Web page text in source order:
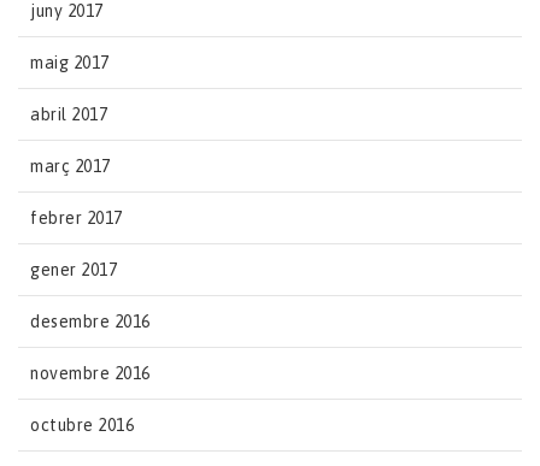
juny 2017
maig 2017
abril 2017
març 2017
febrer 2017
gener 2017
desembre 2016
novembre 2016
octubre 2016